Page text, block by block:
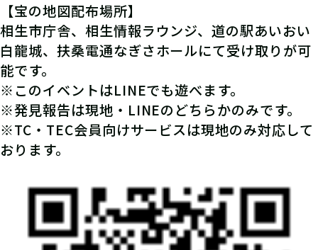
【宝の地図配布場所】
相生市庁舎、相生情報ラウンジ、道の駅あいおい
白龍城、扶桑電通なぎさホールにて受け取りが可
能です。
※このイベントはLINEでも遊べます。
※発見報告は現地・LINEのどちらかのみです。
※TC・TEC会員向けサービスは現地のみ対応して
おります。